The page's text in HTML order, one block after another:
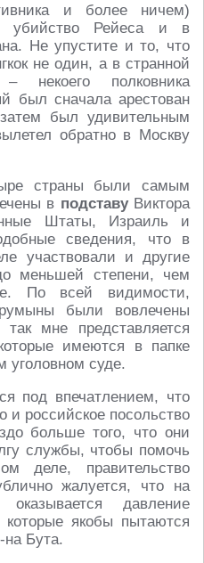
и более ничем)
убийство Рейеса и в
Не упустите и то, что
не один, а в странной
некоего полковника
был сначала арестован
был удивительным
обратно в Москву
страны были самым
в подставуВиктора
Штаты, Израиль и
сведения, что в
участвовали и другие
меньшей степени, чем
По всей видимости,
были вовлечены
мне представляется
имеются в папке
уголовном суде.
под впечатлением, что
и российское посольство
больше того, что они
службы, чтобы помочь
деле, правительство
жалуется, что на
давление
якобы пытаются
на Бута.